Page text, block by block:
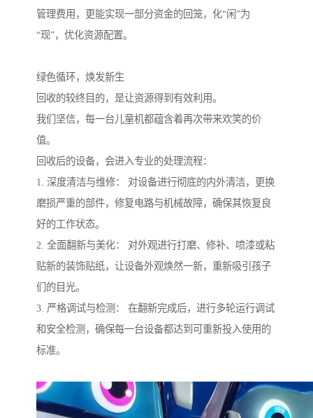
管理费用，更能实现一部分资金的回笼，化“闲”为
“现”，优化资源配置。
绿色循环，焕发新生
回收的较终目的，是让资源得到有效利用。
我们坚信，每一台儿童机都蕴含着再次带来欢笑的价
值。
回收后的设备，会进入专业的处理流程：
1. 深度清洁与维修： 对设备进行彻底的内外清洁，更换
磨损严重的部件，修复电路与机械故障，确保其恢复良
好的工作状态。
2. 全面翻新与美化： 对外观进行打磨、修补、喷漆或粘
贴新的装饰贴纸，让设备外观焕然一新，重新吸引孩子
们的目光。
3. 严格调试与检测： 在翻新完成后，进行多轮运行调试
和安全检测，确保每一台设备都达到可重新投入使用的
标准。